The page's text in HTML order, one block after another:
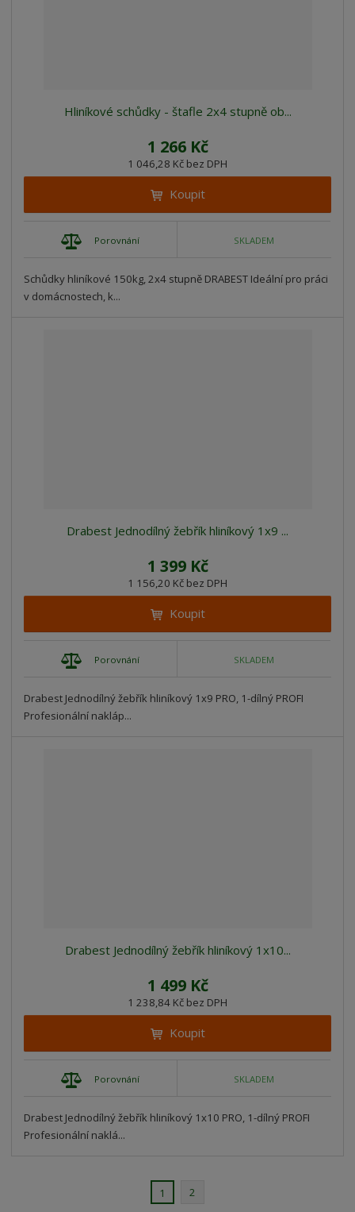
Hliníkové schůdky - štafle 2x4 stupně ob...
1 266 Kč
1 046,28 Kč bez DPH
Koupit
Porovnání SKLADEM
Schůdky hliníkové 150kg, 2x4 stupně DRABEST Ideální pro práci
v domácnostech, k...
Drabest Jednodílný žebřík hliníkový 1x9 ...
1 399 Kč
1 156,20 Kč bez DPH
Koupit
Porovnání SKLADEM
Drabest Jednodílný žebřík hliníkový 1x9 PRO, 1-dílný PROFI
Profesionální nakláp...
Drabest Jednodílný žebřík hliníkový 1x10...
1 499 Kč
1 238,84 Kč bez DPH
Koupit
Porovnání SKLADEM
Drabest Jednodílný žebřík hliníkový 1x10 PRO, 1-dílný PROFI
Profesionální naklá...
1 2